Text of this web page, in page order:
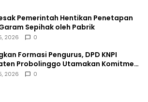
Pemerintah Hentikan Penetapan
Sepihak oleh Pabrik
2026 0
Formasi Pengurus, DPD KNPI
Probolinggo Utamakan Komitmen
2026 0